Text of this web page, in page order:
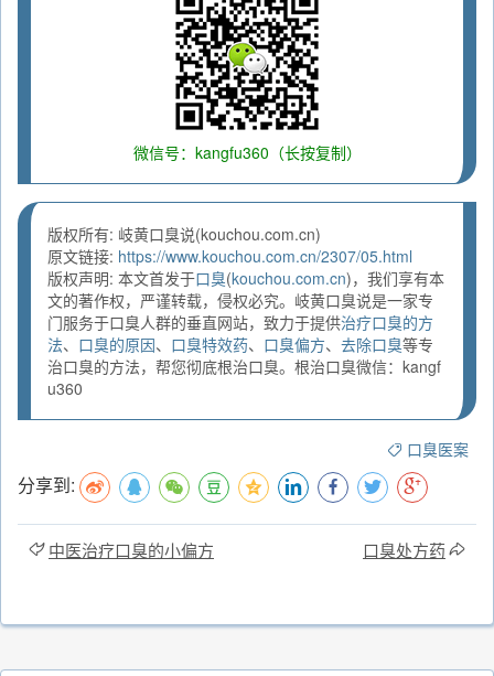
微信号：kangfu360（长按复制）
版权所有: 岐黄口臭说(kouchou.com.cn)
原文链接: https://www.kouchou.com.cn/2307/05.html
版权声明: 本文首发于口臭(kouchou.com.cn)，我们享有本
文的著作权，严谨转载，侵权必究。岐黄口臭说是一家专
门服务于口臭人群的垂直网站，致力于提供治疗口臭的方
法、 口臭的原因、 口臭特效药、 口臭偏方、 去除口臭等专
治口臭的方法，帮您彻底根治口臭。根治口臭微信：kangf
u360
口臭医案
分享到:
中医治疗口臭的小偏方 口臭处方药